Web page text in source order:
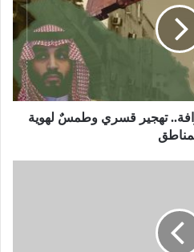
تهجير قسري وطمسٌ لهوية